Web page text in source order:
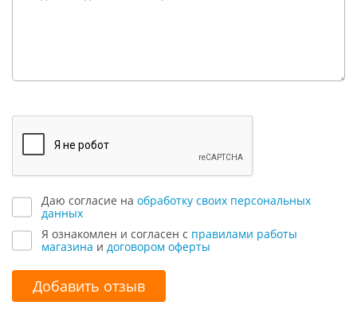
Даю согласие на обработку своих персональных
данных
Я ознакомлен и согласен с правилами работы
магазина и договором оферты
Добавить отзыв